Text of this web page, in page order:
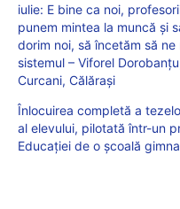
iulie: E bine ca noi,
punem mintea la muncă și
dorim noi, să încetăm să
sistemul – Viforel
Curcani, Călărași
Înlocuirea completă a
al elevului, pilotată într-un
Educației de o școală